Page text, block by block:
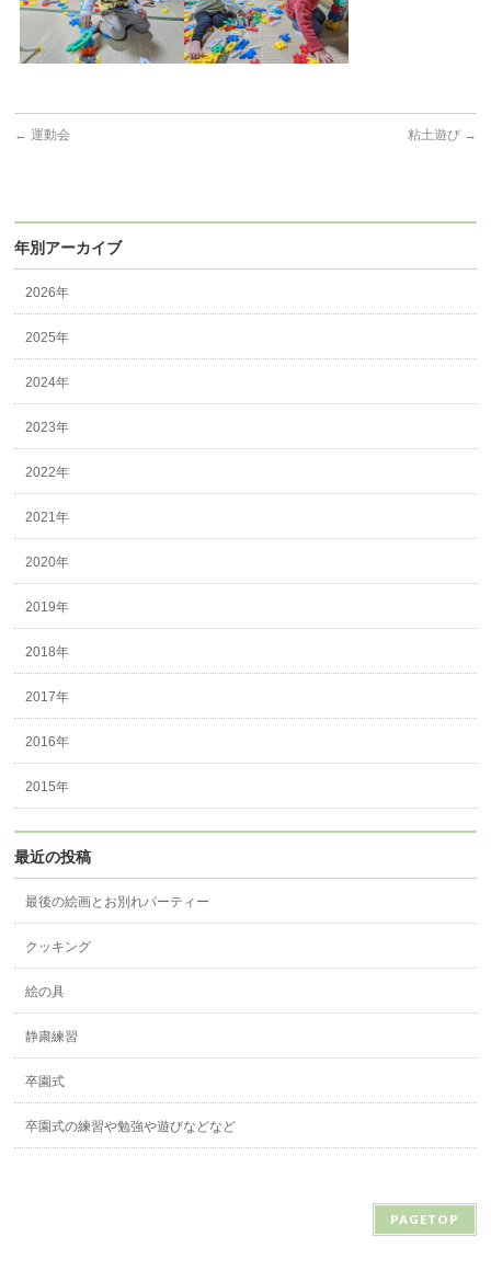
← 運動会 粘土遊び →
年別アーカイブ
2026年
2025年
2024年
2023年
2022年
2021年
2020年
2019年
2018年
2017年
2016年
2015年
最近の投稿
最後の絵画とお別れパーティー
クッキング
絵の具
静粛練習
卒園式
卒園式の練習や勉強や遊びなどなど
PAGETOP